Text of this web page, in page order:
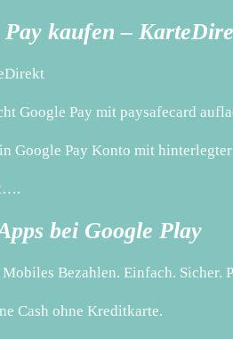
kaufen –
Google Pay mit paysafecard
Google Pay Konto mit
bei Google Play
Bezahlen. Einfach.
Cash ohne Kreditkarte.